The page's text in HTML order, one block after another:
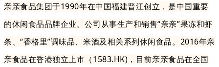
亲亲食品集团于1990年在中国福建晋江创立，是中国重要
的休闲食品品牌企业。公司从事生产和销售“亲亲”果冻和虾
条、“香格里”调味品、米酒及相关系列休闲食品。2016年亲
亲食品在香港独立上市（1583.HK)，目前亲亲食品在全国